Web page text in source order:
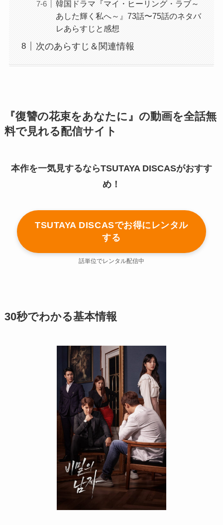
韓国ドラマ『マイ・ヒーリング・ラブ～
あした輝く私へ～』73話〜75話のネタバ
レあらすじと感想
次のあらすじ＆関連情報
『復讐の花束をあなたに』の動画を全話無
料で見れる配信サイト
本作を一気見するならTSUTAYA DISCASがおすす
め！
TSUTAYA DISCASでお得にレンタル
する
話単位でレンタル配信中
30秒でわかる基本情報